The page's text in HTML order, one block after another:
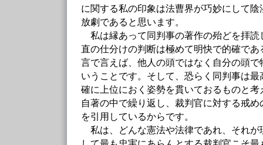
に関する私の印象は法曹界が巧妙にして
放劇であると思います。
私は縁あって同判事の著作の殆どを拝読
直の仕分けの判断は極めて明快で的確で
言で言えば、他人の頭ではなく自分の頭
いうことです。そして、恐らく同判事は
確に上位におく姿勢を貫いておるものと
自著の中で繰り返し、裁判官に対する戒
を引用しているからです。
私は、どんな憲法や法律であれ、それが